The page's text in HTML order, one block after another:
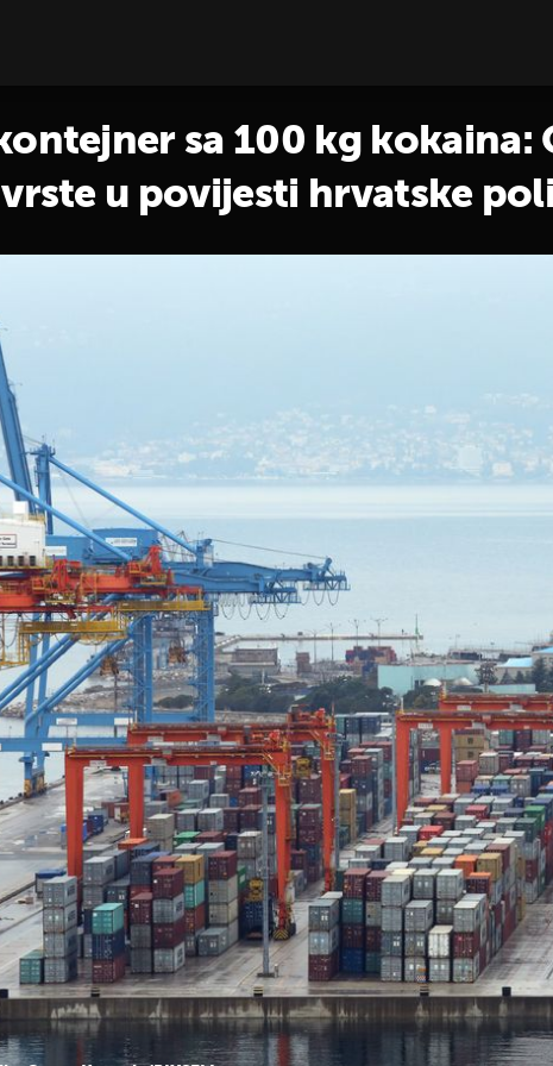
sa 100 kg
u povijesti hrvatske
+17
Keruma doveli na ispitivanje u
DAMIR ŠEGOTA
Na slobodi nakon šest
izašao iz zatvora